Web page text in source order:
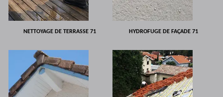
NETTOYAGE DE TERRASSE 71 HYDROFUGE DE FAÇADE 71